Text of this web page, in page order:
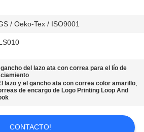
/ Oeko-Tex / ISO9001
gancho del lazo ata con correa para el lío de
lazo y el gancho ata con correa color amarillo,
de encargo de Logo Printing Loop And
CONTACTO!